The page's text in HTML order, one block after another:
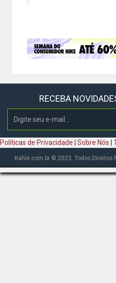
RECEBA
Políticas de Privacidade Sobre Nós
Kahle.com.br © 2023. Todos Direitos